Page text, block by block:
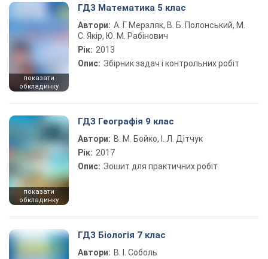
показати
обкладинку
ГДЗ Математика 5 клас
Автори: А. Г. Мерзляк, В. Б. Полонський, М.
С. Якір, Ю. М. Рабінович
Рік: 2013
Опис: Збірник задач і контрольних робіт
показати
обкладинку
ГДЗ Географія 9 клас
Автори: В. М. Бойко, І. Л. Дітчук
Рік: 2017
Опис: Зошит для практичних робіт
ГДЗ Біологія 7 клас
Автори: В. І. Соболь